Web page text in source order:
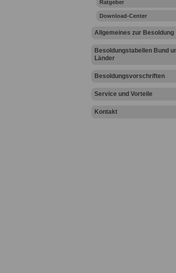
Ratgeber
Download-Center
Allgemeines zur Besoldung
Besoldungstabellen Bund
Länder
Besoldungsvorschriften
Service und Vorteile
Kontakt